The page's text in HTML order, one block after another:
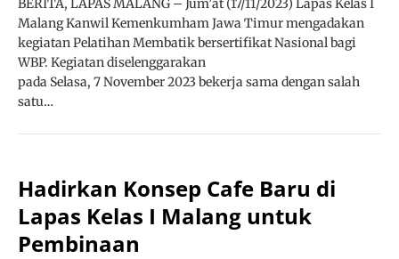
BERITA, LAPAS MALANG – Jum’at (17/11/2023) Lapas Kelas I
Malang Kanwil Kemenkumham Jawa Timur mengadakan
kegiatan Pelatihan Membatik bersertifikat Nasional bagi
WBP. Kegiatan diselenggarakan
pada Selasa, 7 November 2023 bekerja sama dengan salah
satu…
Hadirkan Konsep Cafe Baru di
Lapas Kelas I Malang untuk
Pembinaan